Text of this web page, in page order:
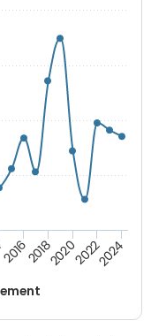
20162018202020222024